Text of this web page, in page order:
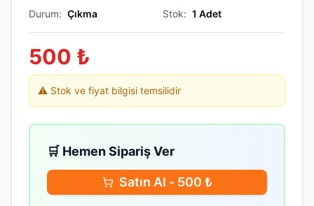
Durum: Çıkma Stok: 1 Adet
500 ₺
⚠️ Stok ve fiyat bilgisi temsilidir
🛒 Hemen Sipariş Ver
Satın Al - 500 ₺